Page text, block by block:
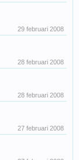
29 februari 2008
28 februari 2008
28 februari 2008
27 februari 2008